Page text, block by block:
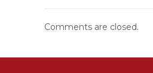
Comments are closed.